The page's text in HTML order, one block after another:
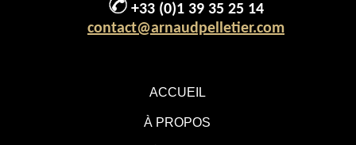
ACCUEIL
À PROPOS
+33 (0)1 39 35 25 14
contact@arnaudpelletier.com